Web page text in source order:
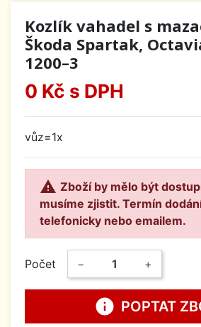
Kozlík vahadel s
Škoda Spartak,
1200–3
0 Kč s DPH
vůz=1x
 Zboží by mělo být
musíme zjistit. Termín
telefonicky nebo emailem.
Počet − +
info POPTAT